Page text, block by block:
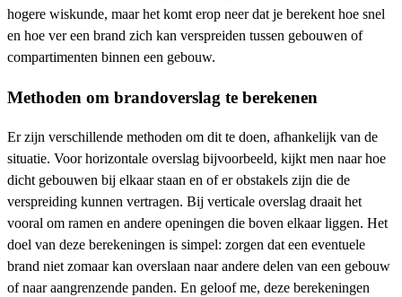
hogere wiskunde, maar het komt erop neer dat je berekent hoe snel
en hoe ver een brand zich kan verspreiden tussen gebouwen of
compartimenten binnen een gebouw.
Methoden om brandoverslag te berekenen
Er zijn verschillende methoden om dit te doen, afhankelijk van de
situatie. Voor horizontale overslag bijvoorbeeld, kijkt men naar hoe
dicht gebouwen bij elkaar staan en of er obstakels zijn die de
verspreiding kunnen vertragen. Bij verticale overslag draait het
vooral om ramen en andere openingen die boven elkaar liggen. Het
doel van deze berekeningen is simpel: zorgen dat een eventuele
brand niet zomaar kan overslaan naar andere delen van een gebouw
of naar aangrenzende panden. En geloof me, deze berekeningen